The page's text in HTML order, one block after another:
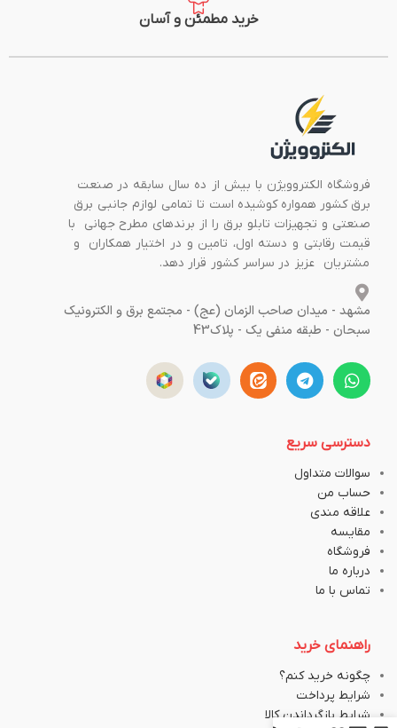
خرید مطمئن و آسان
فروشگاه الکتروویژن با بیش از ده سال سابقه در صنعت
برق کشور همواره کوشیده است تا تمامی لوازم جانبی برق
صنعتی و تجهیزات تابلو برق را از برندهای مطرح جهانی با
قیمت رقابتی و دسته اول، تامین و در اختیار همکاران و
مشتریان عزیز در سراسر کشور قرار دهد.
مشهد - میدان صاحب الزمان (عج) - مجتمع برق و الکترونیک
سبحان - طبقه منفی یک - پلاک43
دسترسی سریع
سوالات متداول
حساب من
علاقه مندی
مقایسه
فروشگاه
درباره ما
تماس با ما
راهنمای خرید
چگونه خرید کنم؟
شرایط پرداخت
شرایط بازگرداندن کالا